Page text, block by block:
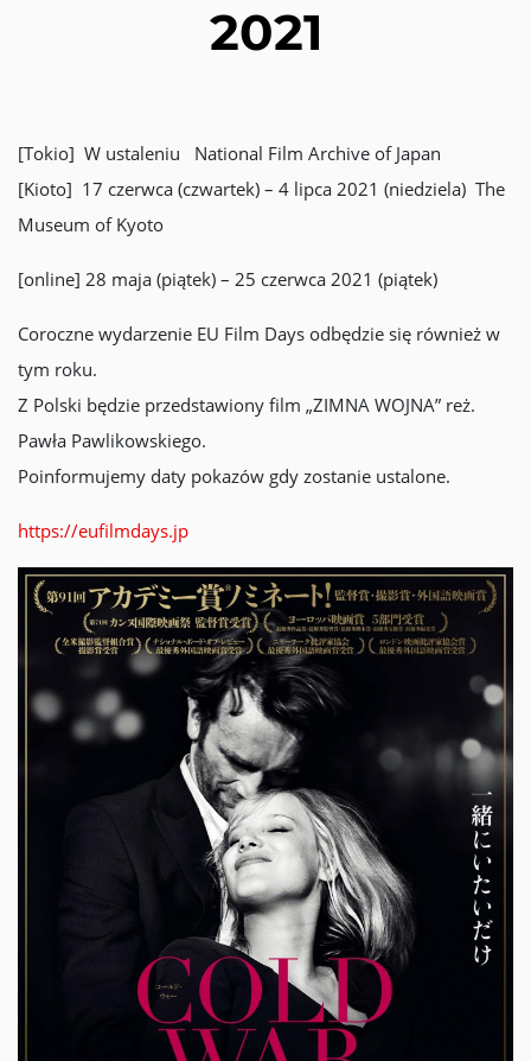
2021
[Tokio] W ustaleniu National Film Archive of Japan
[Kioto] 17 czerwca (czwartek) – 4 lipca 2021 (niedziela) The
Museum of Kyoto
[online] 28 maja (piątek) – 25 czerwca 2021 (piątek)
Coroczne wydarzenie EU Film Days odbędzie się również w
tym roku.
Z Polski będzie przedstawiony film „ZIMNA WOJNA” reż.
Pawła Pawlikowskiego.
Poinformujemy daty pokazów gdy zostanie ustalone.
https://eufilmdays.jp